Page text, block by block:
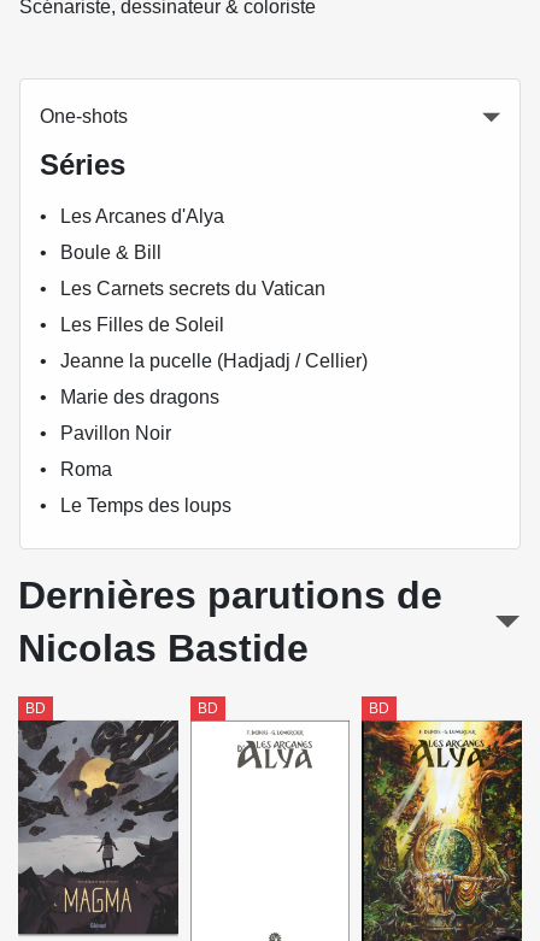
Scénariste, dessinateur & coloriste
One-shots
Séries
Les Arcanes d'Alya
Boule & Bill
Les Carnets secrets du Vatican
Les Filles de Soleil
Jeanne la pucelle (Hadjadj / Cellier)
Marie des dragons
Pavillon Noir
Roma
Le Temps des loups
Dernières parutions de
Nicolas Bastide
BD BD BD